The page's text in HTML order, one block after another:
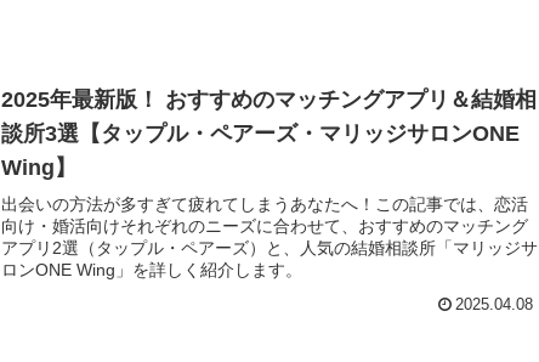
2025年最新版！ おすすめのマッチングアプリ＆結婚相
談所3選【タップル・ペアーズ・マリッジサロンONE
Wing】
出会いの方法が多すぎて疲れてしまうあなたへ！この記事では、恋活
向け・婚活向けそれぞれのニーズに合わせて、おすすめのマッチング
アプリ2選（タップル・ペアーズ）と、人気の結婚相談所「マリッジサ
ロンONE Wing」を詳しく紹介します。
2025.04.08